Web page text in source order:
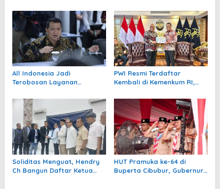
DPR
All Indonesia Jadi
Terobosan Layanan
PANRB
PWI Resmi Terdaftar
Kembali di Kemenkum RI,
Soliditas Menguat, Hendry
Ch Bangun Daftar Ketua
HUT Pramuka ke-64 di
Buperta Cibubur, Gubernur